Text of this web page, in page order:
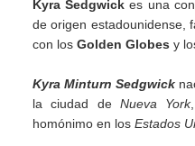
Kyra Sedgwick es una
de origen estadounidense,
con los Golden Globes y
Kyra Minturn Sedgwick
la ciudad de Nueva York
homónimo en los Estados